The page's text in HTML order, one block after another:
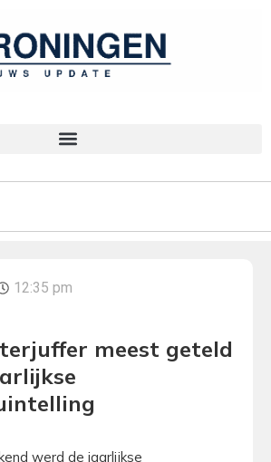
12:35 pm
meest geteld
werd de jaarlijkse